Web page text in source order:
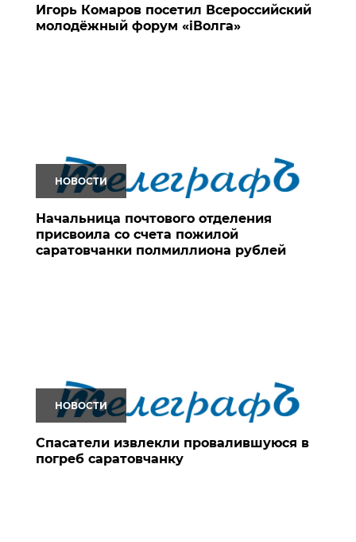
Игорь Комаров посетил Всероссийский
молодёжный форум «iВолга»
НОВОСТИ
Начальница почтового отделения
присвоила со счета пожилой
саратовчанки полмиллиона рублей
НОВОСТИ
Спасатели извлекли провалившуюся в
погреб саратовчанку